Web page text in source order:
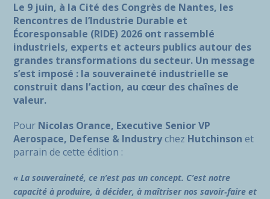
Le 9 juin, à la Cité des Congrès de Nantes, les
Rencontres de l’Industrie Durable et
Écoresponsable (RIDE) 2026 ont rassemblé
industriels, experts et acteurs publics autour des
grandes transformations du secteur. Un message
s’est imposé : la souveraineté industrielle se
construit dans l’action, au cœur des chaînes de
valeur.
Pour Nicolas Orance, Executive Senior VP
Aerospace, Defense & Industrychez Hutchinson et
parrain de cette édition :
« La souveraineté, ce n’est pas un concept. C’est notre
capacité à produire, à décider, à maîtriser nos savoir‑faire et